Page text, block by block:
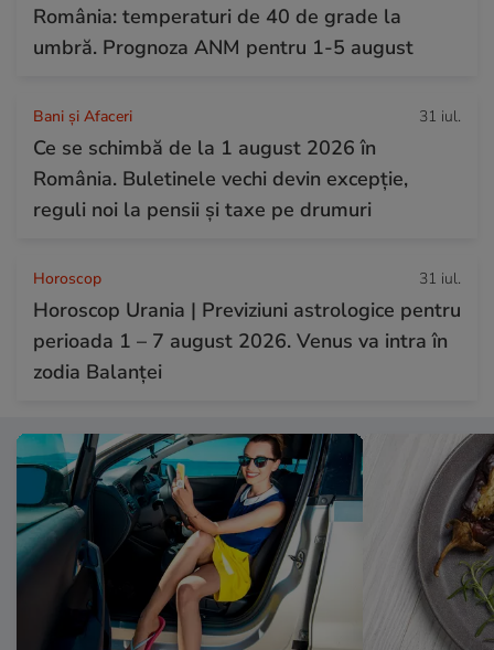
România: temperaturi de 40 de grade la
umbră. Prognoza ANM pentru 1-5 august
Bani și Afaceri 31 iul.
Ce se schimbă de la 1 august 2026 în
România. Buletinele vechi devin excepție,
reguli noi la pensii și taxe pe drumuri
Horoscop 31 iul.
Horoscop Urania | Previziuni astrologice pentru
perioada 1 – 7 august 2026. Venus va intra în
zodia Balanței